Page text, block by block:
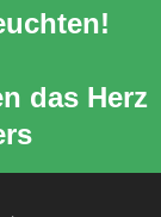
das Herz